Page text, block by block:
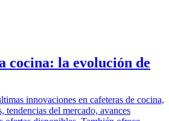
cocina: la evolución de
innovaciones en cafeteras de cocina,
tendencias del mercado, avances